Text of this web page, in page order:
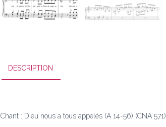
DESCRIPTION
Chant : Dieu nous a tous appelés (A 14-56) (CNA 571)